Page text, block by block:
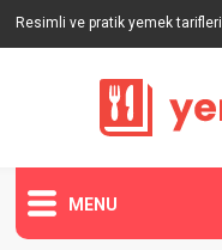
Resimli ve pratik yemek tarifleri
MENU